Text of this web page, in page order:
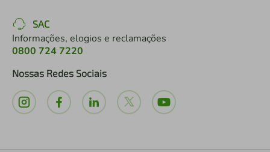
SAC
Informações, elogios e reclamações
0800 724 7220
Nossas Redes Sociais